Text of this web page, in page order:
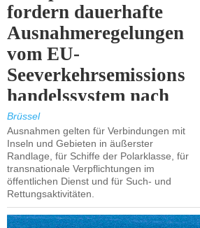
fordern dauerhafte
Ausnahmeregelungen
vom EU-
Seeverkehrsemissions
handelssystem nach
2030.
Brüssel
Ausnahmen gelten für Verbindungen mit
Inseln und Gebieten in äußerster
Randlage, für Schiffe der Polarklasse, für
transnationale Verpflichtungen im
öffentlichen Dienst und für Such- und
Rettungsaktivitäten.